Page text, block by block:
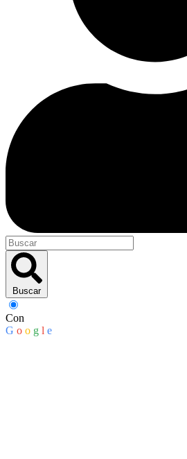
Buscar
Con
G o o g l e